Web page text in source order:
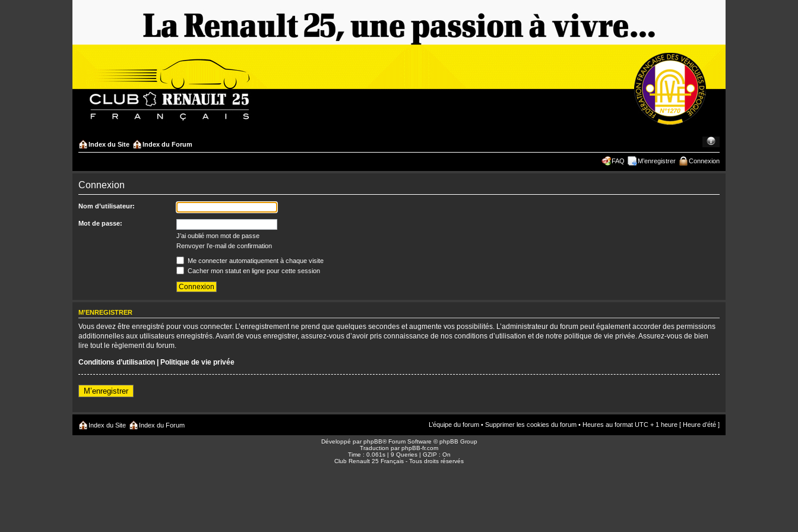
Index du Site Index du Forum
FAQ M’enregistrer Connexion
Connexion
Nom d’utilisateur:
Mot de passe:
J’ai oublié mon mot de passe
Renvoyer l’e-mail de confirmation
Me connecter automatiquement à chaque visite
Cacher mon statut en ligne pour cette session
M’ENREGISTRER
Vous devez être enregistré pour vous connecter. L’enregistrement ne prend que quelques secondes et augmente vos possibilités. L’administrateur du forum peut également accorder des permissions
additionnelles aux utilisateurs enregistrés. Avant de vous enregistrer, assurez-vous d’avoir pris connaissance de nos conditions d’utilisation et de notre politique de vie privée. Assurez-vous de bien
lire tout le règlement du forum.
Conditions d’utilisation | Politique de vie privée
M’enregistrer
Index du Site Index du Forum L’équipe du forum • Supprimer les cookies du forum • Heures au format UTC + 1 heure [ Heure d’été ]
Développé parphpBB® Forum Software © phpBB Group
Traduction parphpBB-fr.com
Time : 0.061s | 9 Queries | GZIP : On
Club Renault 25 Français - Tous droits réservés